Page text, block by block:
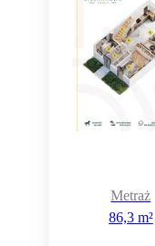
Metraż
86,3 m²